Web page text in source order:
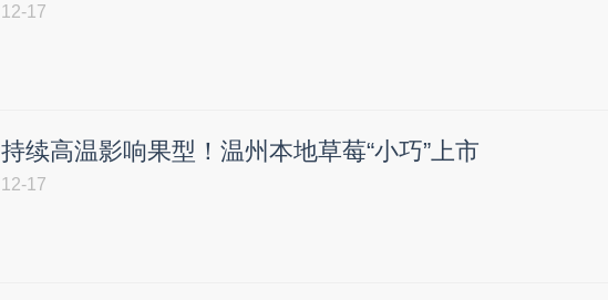
12-17
持续高温影响果型！温州本地草莓“小巧”上市
12-17